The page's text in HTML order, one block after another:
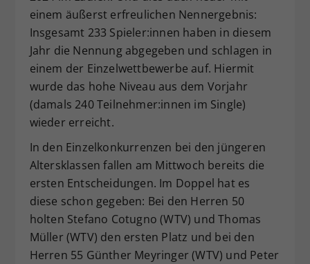
einem äußerst erfreulichen Nennergebnis:
Insgesamt 233 Spieler:innen haben in diesem
Jahr die Nennung abgegeben und schlagen in
einem der Einzelwettbewerbe auf. Hiermit
wurde das hohe Niveau aus dem Vorjahr
(damals 240 Teilnehmer:innen im Single)
wieder erreicht.
In den Einzelkonkurrenzen bei den jüngeren
Altersklassen fallen am Mittwoch bereits die
ersten Entscheidungen. Im Doppel hat es
diese schon gegeben: Bei den Herren 50
holten Stefano Cotugno (WTV) und Thomas
Müller (WTV) den ersten Platz und bei den
Herren 55 Günther Meyringer (WTV) und Peter
Zweck
Dieser Wert speichert Ihre Consent-
Einstellungen. Unter anderem eine
zufällig generierte ID, für die
historische Speicherung Ihrer
Webseiten-Betreiber dies eingestellt
hat.